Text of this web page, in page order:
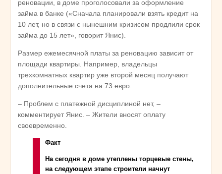
реновации, в доме проголосовали за оформление
займа в банке («Сначала планировали взять кредит на
10 лет, но в связи с нынешним кризисом продлили срок
займа до 15 лет», говорит Янис).
Размер ежемесячной платы за реновацию зависит от
площади квартиры. Например, владельцы
трехкомнатных квартир уже второй месяц получают
дополнительные счета на 73 евро.
– Проблем с платежной дисциплиной нет, –
комментирует Янис. – Жители вносят оплату
своевременно.
Факт
На сегодня в доме утеплены торцевые стены,
на следующем этапе строители начнут